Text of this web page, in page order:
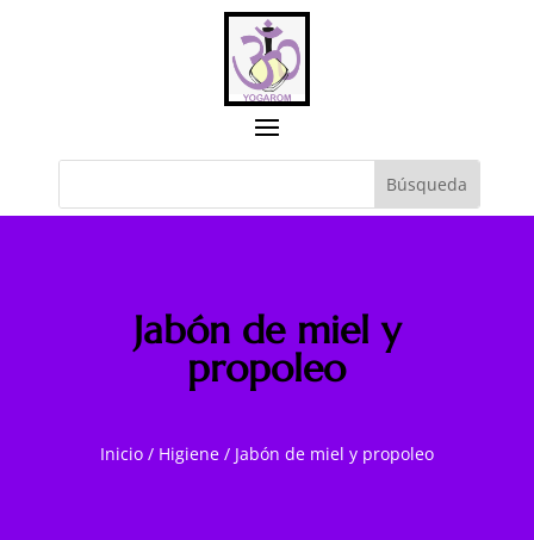
Jabón de miel y
propoleo
Inicio/ Higiene/ Jabón de miel y propoleo